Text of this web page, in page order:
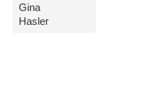
Gina
Hasler